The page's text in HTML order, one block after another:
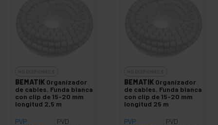
BEMATIK Organizador
de cables. Funda blanca
con clip de 15-20 mm
longitud 2,5 m
PVP PVD
BEMATIK Organizador
de cables. Funda blanca
con clip de 15-20 mm
longitud 25 m
PVP PVD